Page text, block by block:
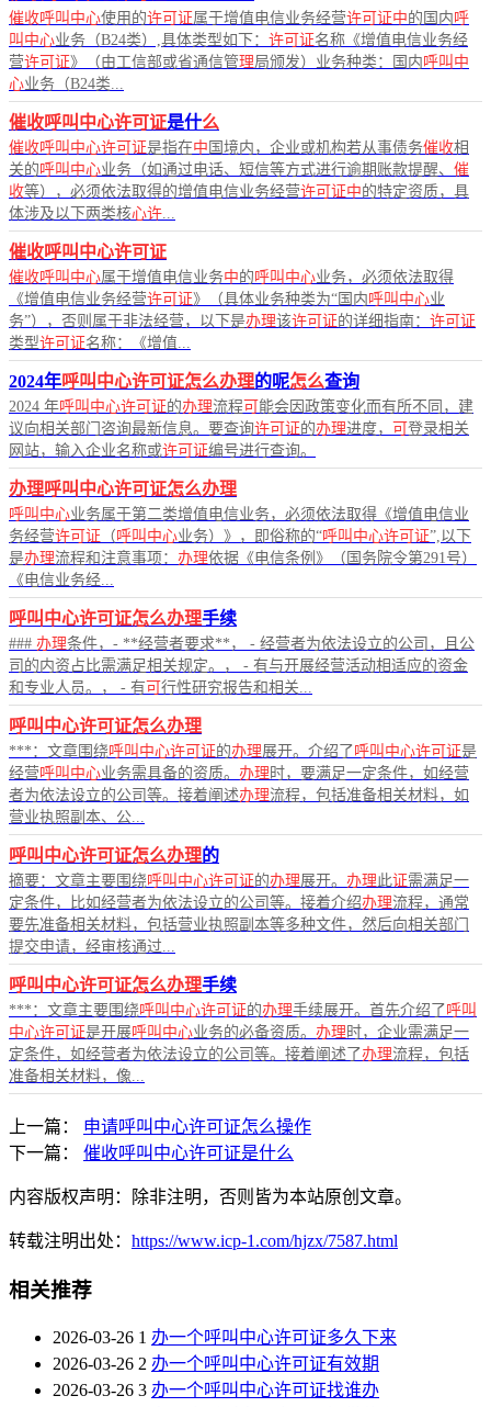
催收呼叫中心使用的许可证属于增值电信业务经营许可证中的国内 呼
叫中心业务（B24类）,具体类型如下： 许可证名称《增值电信业务经
营许可证》（由工信部或省通信管理局颁发）业务种类：国内 呼叫中
心业务（B24类...
催收呼叫中心许可证是什么
催收呼叫中心许可证是指在中 国境内，企业或机构若从事债务催收相
关的 呼叫中心业务（如通过电话、短信等方式进行逾期账款提醒、 催
收等），必须依法取得的增值电信业务经营许可证中的特定资质，具
体涉及以下两类核心许
催收呼叫中心许可证
催收呼叫中心属于增值电信业务中的 呼叫中心业务，必须依法取得
《增值电信业务经营许可证》（具体业务种类为“国内 呼叫中心业
务”），否则属于非法经营，以下是办理该许可证的详细指南： 许可证
类型许可证名称：《增值...
2024年呼叫中心许可证怎么办理的呢怎么查询
2024 年呼叫中心许可证的办理流程可 能会因政策变化而有所不同，建
议向相关部门咨询最新信息。要查询许可证的办理进度， 可 登录相关
网站，输入企业名称或许可证编号进行查询。
办理呼叫中心许可证怎么办理
呼叫中心业务属于第二类增值电信业务，必须依法取得《增值电信业
务经营许可证 （ 呼叫中心业务）》，即俗称的“呼叫中心许可证”,以下
是办理流程和注意事项： 办理依据《电信条例》（国务院令第291号）
《电信业务经...
呼叫中心许可证怎么办理手续
### 办理条件，- **经营者要求**， - 经营者为依法设立的公司，且公
司的内资占比需满足相关规定。， - 有与开展经营活动相适应的资金
和专业人员。， - 有 可 行性研究报告和相关...
呼叫中心许可证怎么办理
***：文章围绕 呼叫中心许可证的办理展开。介绍了 呼叫中心许可证是
经营 呼叫中心业务需具备的资质。 办理 时，要满足一定条件，如经营
者为依法设立的公司等。接着阐述办理流程，包括准备相关材料，如
营业执照副本、公...
呼叫中心许可证怎么办理的
摘要：文章主要围绕 呼叫中心许可证的办理展开。 办理此证需满足一
定条件，比如经营者为依法设立的公司等。接着介绍办理流程，通常
要先准备相关材料，包括营业执照副本等多种文件，然后向相关部门
提交申请，经审核通过...
呼叫中心许可证怎么办理手续
***：文章主要围绕 呼叫中心许可证的办理手续展开。首先介绍了 呼叫
中心许可证是开展呼叫中心业务的必备资质。 办理 时，企业需满足一
定条件，如经营者为依法设立的公司等。接着阐述了办理流程，包括
准备相关材料，像...
上一篇：
申请呼叫中心许可证怎么操作
下一篇：
催收呼叫中心许可证是什么
内容版权声明：除非注明，否则皆为本站原创文章。
转载注明出处： https://www.icp-1.com/hjzx/7587.html
相关推荐
2026-03-26 1 办一个呼叫中心许可证多久下来
2026-03-26 2 办一个呼叫中心许可证有效期
2026-03-26 3 办一个呼叫中心许可证找谁办